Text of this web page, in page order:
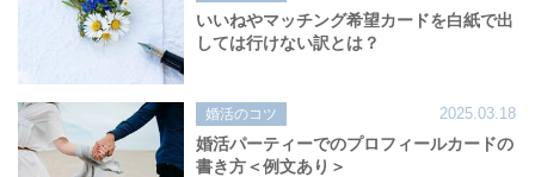
いいねやマッチング希望カードを白紙で出
しては行けない訳とは？
婚活のコツ 2025.03.18
婚活パーティーでのプロフィールカードの
書き方＜例文あり＞